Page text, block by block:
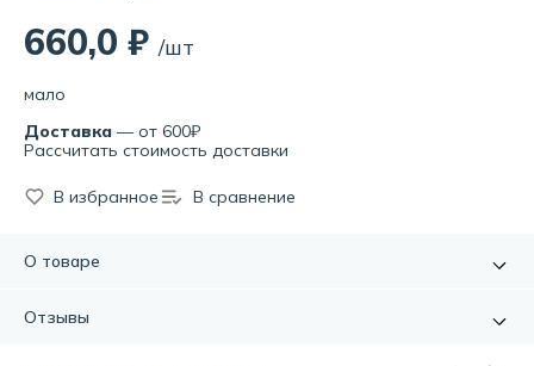
660,0 ₽ /шт
мало
Доставка — от 600₽
Рассчитать стоимость доставки
В избранное В сравнение
О товаре
может применяться: - как грунтовка под покрывные
Отзывы